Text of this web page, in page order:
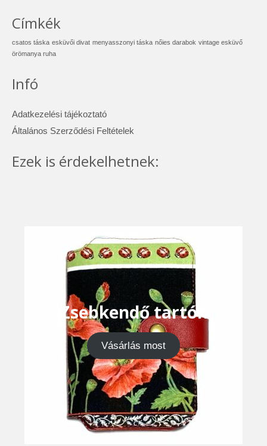
Címkék
csatos táska esküvői divat menyasszonyi táska nőies darabok vintage esküvő
örömanya ruha
Infó
Adatkezelési tájékoztató
Általános Szerződési Feltételek
Ezek is érdekelhetnek:
Zsebkendő tartók
Vásárlás most